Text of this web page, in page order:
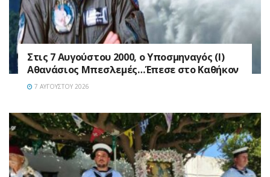
Στις 7 Αυγούστου 2000, ο Υποσμηναγός (Ι)
Αθανάσιος Μπεσλεμές…Έπεσε στο Καθήκον
7 ΑΥΓΟΎΣΤΟΥ 2026